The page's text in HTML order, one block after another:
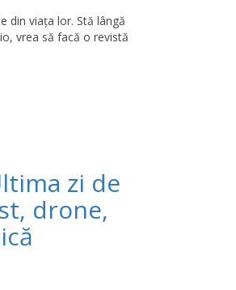
din viaţa lor. Stă lângă
vrea să facă o revistă
zi de
drone,